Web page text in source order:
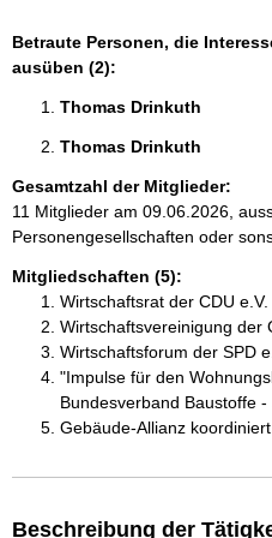
Betraute Personen, die
ausüben (2):
Thomas Drinkuth
Thomas Drinkuth
Gesamtzahl der Mitglieder:
11 Mitglieder am 09.06.2026,
Personengesellschaften oder
Mitgliedschaften (5):
Wirtschaftsrat der CDU e.V.
Wirtschaftsvereinigung der
Wirtschaftsforum der SPD
"Impulse für den
Bundesverband Baustoffe
Gebäude-Allianz
Beschreibung der